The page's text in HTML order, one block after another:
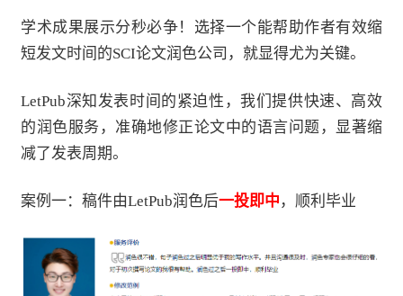
学术成果展示分秒必争！选择一个能帮助作者有效缩
短发文时间的SCI论文润色公司，就显得尤为关键。
LetPub深知发表时间的紧迫性，我们提供快速、高效
的润色服务，准确地修正论文中的语言问题，显著缩
减了发表周期。
案例一：稿件由LetPub润色后一投即中 ，顺利毕业